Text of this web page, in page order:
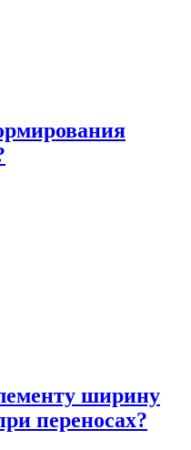
ширину
переносах?